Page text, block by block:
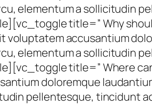
elementum a sollicitudin
title=” Why
voluptatem accusantium
elementum a sollicitudin
title=” Where
doloremque
pellentesque, tincidunt